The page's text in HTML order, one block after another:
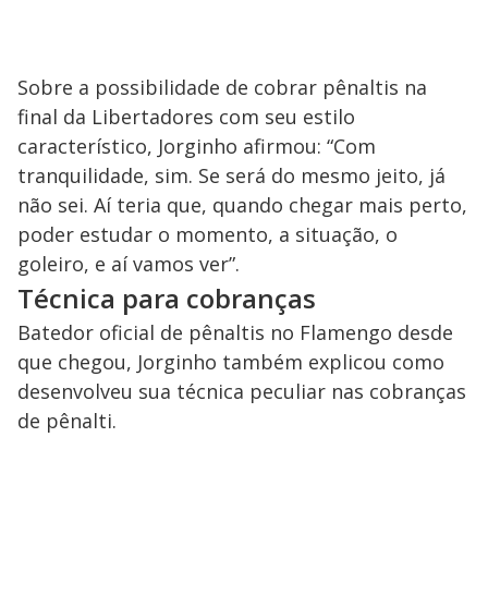
Sobre a possibilidade de cobrar pênaltis na
final da Libertadores com seu estilo
característico, Jorginho afirmou: “Com
tranquilidade, sim. Se será do mesmo jeito, já
não sei. Aí teria que, quando chegar mais perto,
poder estudar o momento, a situação, o
goleiro, e aí vamos ver”.
Técnica para cobranças
Batedor oficial de pênaltis no Flamengo desde
que chegou, Jorginho também explicou como
desenvolveu sua técnica peculiar nas cobranças
de pênalti.